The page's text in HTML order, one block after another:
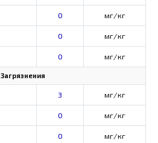
0 мг/кг
0 мг/кг
0 мг/кг
Загрязнения
3 мг/кг
0 мг/кг
0 мг/кг